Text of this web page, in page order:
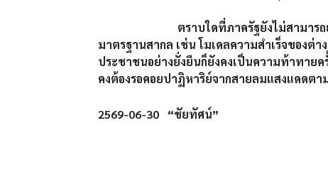
ตราบใดที่ภาครัฐยังไม่สามาร
มาตรฐานสากล เช่น โมเดลความสำเร็จของ
ประชาชนอย่างยั่งยืนก็ยังคงเป็นความท้าทายค
คงต้องรอคอยปาฏิหาริย์จากสายลมแสงแดดตา
2569-06-30 “ชัยทัศน์”